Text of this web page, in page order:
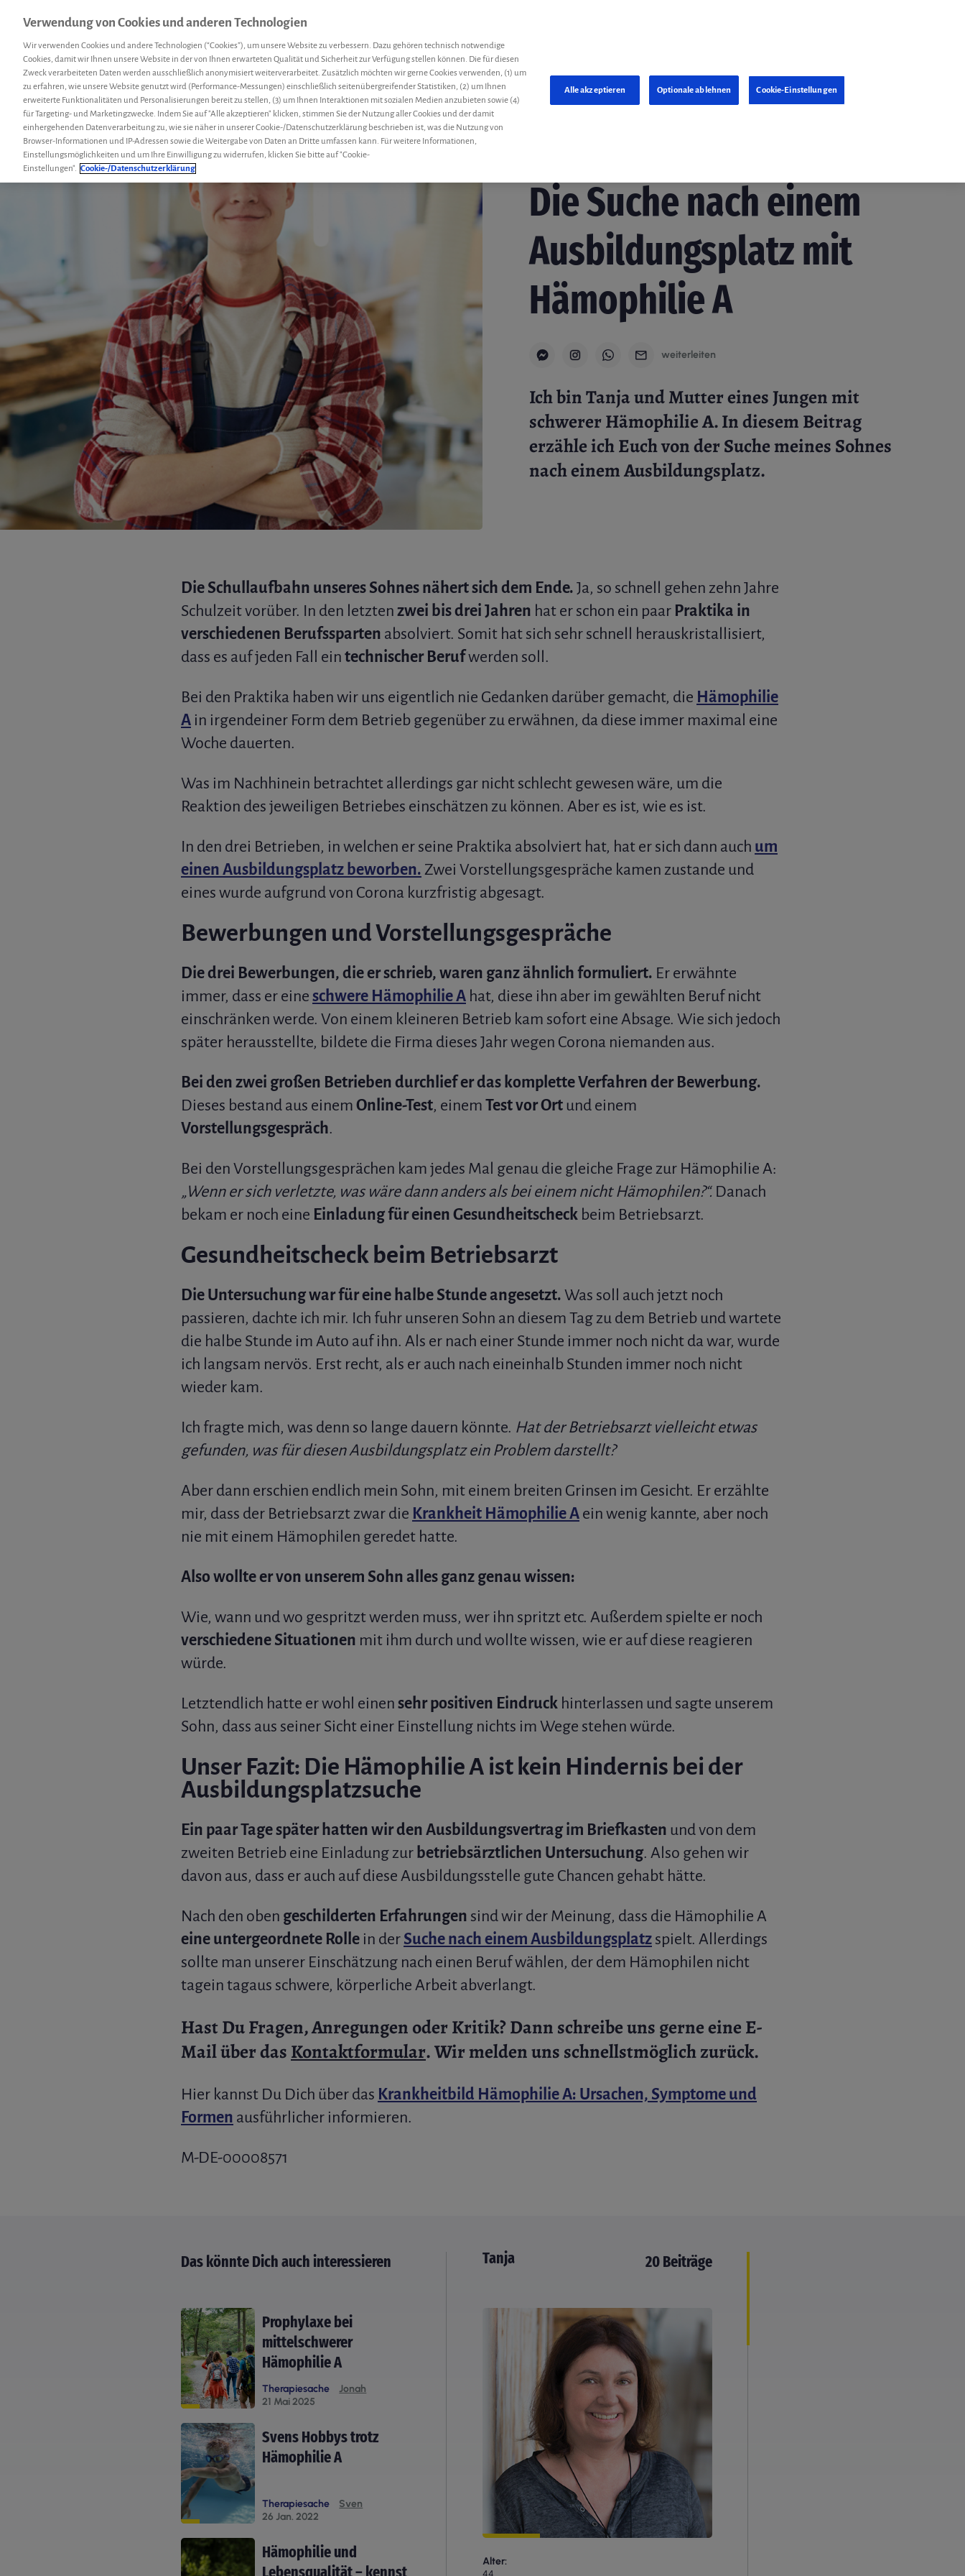
Die Suche nach einem
Ausbildungsplatz mit
Hämophilie A
weiterleiten
Ich bin Tanja und Mutter eines Jungen mit
schwerer Hämophilie A. In diesem Beitrag
erzähle ich Euch von der Suche meines Sohnes
nach einem Ausbildungsplatz.
Die Schullaufbahn unseres Sohnes nähert sich dem Ende. Ja, so schnell gehen zehn Jahre
Schulzeit vorüber. In den letzten zwei bis drei Jahren hat er schon ein paar Praktika in
verschiedenen Berufssparten absolviert. Somit hat sich sehr schnell herauskristallisiert,
dass es auf jeden Fall ein technischer Berufwerden soll.
Bei den Praktika haben wir uns eigentlich nie Gedanken darüber gemacht, die Hämophilie
A in irgendeiner Form dem Betrieb gegenüber zu erwähnen, da diese immer maximal eine
Woche dauerten.
Was im Nachhinein betrachtet allerdings gar nicht schlecht gewesen wäre, um die
Reaktion des jeweiligen Betriebes einschätzen zu können. Aber es ist, wie es ist.
In den drei Betrieben, in welchen er seine Praktika absolviert hat, hat er sich dann auch um
einen Ausbildungsplatz beworben. Zwei Vorstellungsgespräche kamen zustande und
eines wurde aufgrund von Corona kurzfristig abgesagt.
Bewerbungen und Vorstellungsgespräche
Die drei Bewerbungen, die er schrieb, waren ganz ähnlich formuliert. Er erwähnte
immer, dass er eine schwere Hämophilie A hat, diese ihn aber im gewählten Beruf nicht
einschränken werde. Von einem kleineren Betrieb kam sofort eine Absage. Wie sich jedoch
später herausstellte, bildete die Firma dieses Jahr wegen Corona niemanden aus.
Bei den zwei großen Betrieben durchlief er das komplette Verfahren der Bewerbung.
Dieses bestand aus einem Online-Test, einem Test vor Ort und einem
Vorstellungsgespräch.
Bei den Vorstellungsgesprächen kam jedes Mal genau die gleiche Frage zur Hämophilie A:
„Wenn er sich verletzte, was wäre dann anders als bei einem nicht Hämophilen?“. Danach
bekam er noch eine Einladung für einen Gesundheitscheck beim Betriebsarzt.
Gesundheitscheck beim Betriebsarzt
Die Untersuchung war für eine halbe Stunde angesetzt. Was soll auch jetzt noch
passieren, dachte ich mir. Ich fuhr unseren Sohn an diesem Tag zu dem Betrieb und wartete
die halbe Stunde im Auto auf ihn. Als er nach einer Stunde immer noch nicht da war, wurde
ich langsam nervös. Erst recht, als er auch nach eineinhalb Stunden immer noch nicht
wieder kam.
Ich fragte mich, was denn so lange dauern könnte. Hat der Betriebsarzt vielleicht etwas
gefunden, was für diesen Ausbildungsplatz ein Problem darstellt?
Aber dann erschien endlich mein Sohn, mit einem breiten Grinsen im Gesicht. Er erzählte
mir, dass der Betriebsarzt zwar die Krankheit Hämophilie A ein wenig kannte, aber noch
nie mit einem Hämophilen geredet hatte.
Also wollte er von unserem Sohn alles ganz genau wissen:
Wie, wann und wo gespritzt werden muss, wer ihn spritzt etc. Außerdem spielte er noch
verschiedene Situationen mit ihm durch und wollte wissen, wie er auf diese reagieren
würde.
Letztendlich hatte er wohl einen sehr positiven Eindruck hinterlassen und sagte unserem
Sohn, dass aus seiner Sicht einer Einstellung nichts im Wege stehen würde.
Unser Fazit: Die Hämophilie A ist kein Hindernis bei der
Ausbildungsplatzsuche
Ein paar Tage später hatten wir den Ausbildungsvertrag im Briefkasten und von dem
zweiten Betrieb eine Einladung zur betriebsärztlichen Untersuchung. Also gehen wir
davon aus, dass er auch auf diese Ausbildungsstelle gute Chancen gehabt hätte.
Nach den oben geschilderten Erfahrungen sind wir der Meinung, dass die Hämophilie A
eine untergeordnete Rolle in der Suche nach einem Ausbildungsplatz spielt. Allerdings
sollte man unserer Einschätzung nach einen Beruf wählen, der dem Hämophilen nicht
tagein tagaus schwere, körperliche Arbeit abverlangt.
Hast Du Fragen, Anregungen oder Kritik?Dann schreibe uns gerne eine E-
Mail über das Kontaktformular. Wir melden uns schnellstmöglich zurück.
Hier kannst Du Dich über das Krankheitbild Hämophilie A: Ursachen, Symptome und
Formen ausführlicher informieren.
M-DE-00008571
Das könnte Dich auch interessieren
Prophylaxe bei
mittelschwerer
Hämophilie A
Therapiesache
Jonah
21 Mai 2025
Svens Hobbys trotz
Hämophilie A
Therapiesache
Sven
26 Jan. 2022
Hämophilie und
Lebensqualität – kennst
Tanja 20 Beiträge
Alter
Verwendung von Cookies und anderen Technologien
Wir verwenden Cookies und andere Technologien (“Cookies”), um unsere Website zu verbessern. Dazu gehören technisch notwendige
Cookies, damit wir Ihnen unsere Website in der von Ihnen erwarteten Qualität und Sicherheit zur Verfügung stellen können. Die für diesen
Zweck verarbeiteten Daten werden ausschließlich anonymisiert weiterverarbeitet. Zusätzlich möchten wir gerne Cookies verwenden, (1) um
zu erfahren, wie unsere Website genutzt wird (Performance-Messungen) einschließlich seitenübergreifender Statistiken, (2) um Ihnen
erweiterte Funktionalitäten und Personalisierungen bereit zu stellen, (3) um Ihnen Interaktionen mit sozialen Medien anzubieten sowie (4)
für Targeting- und Marketingzwecke. Indem Sie auf "Alle akzeptieren" klicken, stimmen Sie der Nutzung aller Cookies und der damit
einhergehenden Datenverarbeitung zu, wie sie näher in unserer Cookie-/Datenschutzerklärung beschrieben ist, was die Nutzung von
Browser-Informationen und IP-Adressen sowie die Weitergabe von Daten an Dritte umfassen kann. Für weitere Informationen,
Einstellungsmöglichkeiten und um Ihre Einwilligung zu widerrufen, klicken Sie bitte auf "Cookie-
Einstellungen". Cookie-/Datenschutzerklärung
Cookie-Einstellungen
Optionale ablehnen
Alle akzeptieren